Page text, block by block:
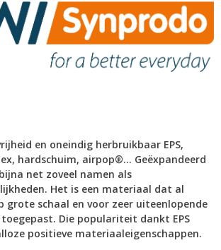
en oneindig herbruikbaar EPS,
hardschuim, airpop®… Geëxpandeerd
net zoveel namen als
Het is een materiaal dat al
grote schaal en voor zeer uiteenlopende
Die populariteit dankt EPS
positieve materiaaleigenschappen.